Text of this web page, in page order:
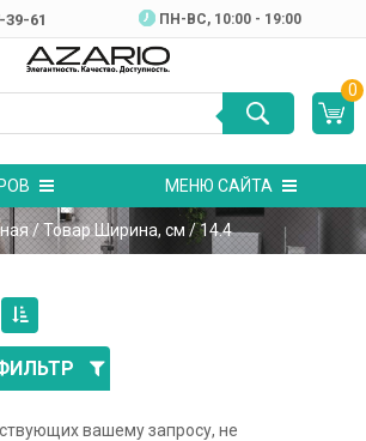
39-61 ПН-ВC, 10:00 - 19:00
0
МЕНЮ САЙТА
/ Товар Ширина, см / 14.4
вашему запросу, не